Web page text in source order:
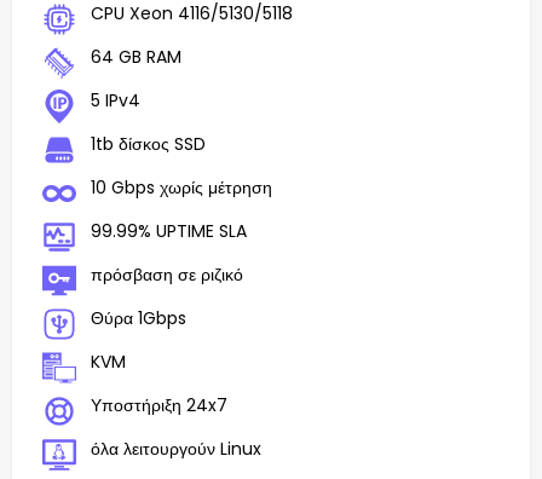
CPU Xeon 4116/5130/5118
64 GB RAM
5 IPv4
1tb δίσκος SSD
10 Gbps χωρίς μέτρηση
99.99% UPTIME SLA
πρόσβαση σε ριζικό
Θύρα 1Gbps
KVM
Υποστήριξη 24x7
όλα λειτουργούν Linux